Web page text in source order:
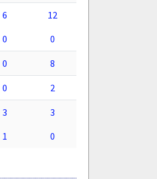
6
12
0 0
0 8
0 2
3
3
1 0